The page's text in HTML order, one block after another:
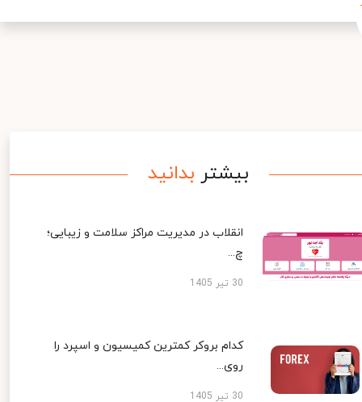
بیشتر بدانید
انقلاب در مدیریت مراکز سلامت و زیبایی؛
چ...
30 تیر 1405
کدام بروکر کمترین کمیسیون و اسپرد را
روی...
30 تیر 1405